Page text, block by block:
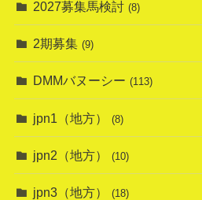
2027募集馬検討 (8)
2期募集 (9)
DMMバヌーシー (113)
jpn1（地方） (8)
jpn2（地方） (10)
jpn3（地方） (18)